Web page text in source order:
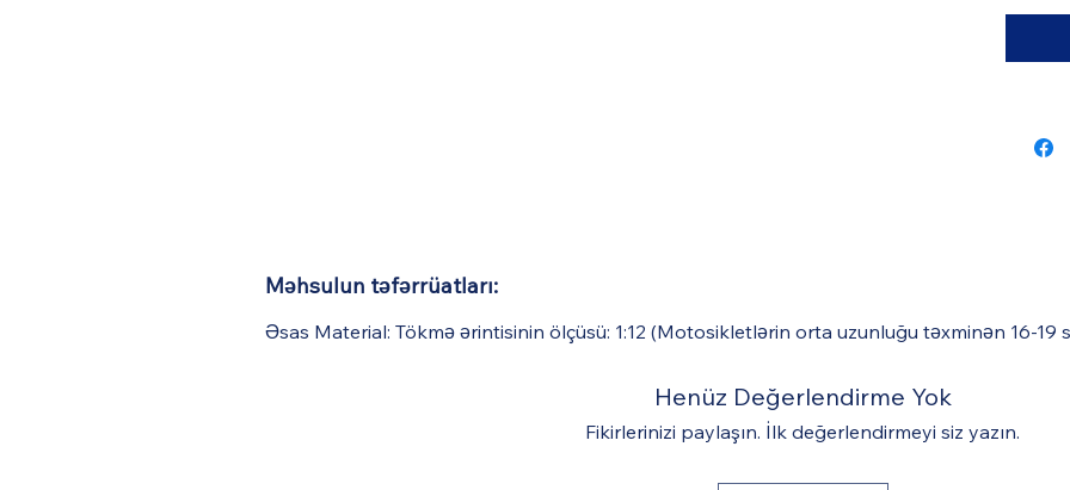
Məhsulun təfərrüatları:
Əsas Material: Tökmə ərintisinin ölçüsü: 1:12 (Motosikletlərin orta uzunluğu təxminən 16-19
Henüz Değerlendirme Yok
Fikirlerinizi paylaşın. İlk değerlendirmeyi siz yazın.